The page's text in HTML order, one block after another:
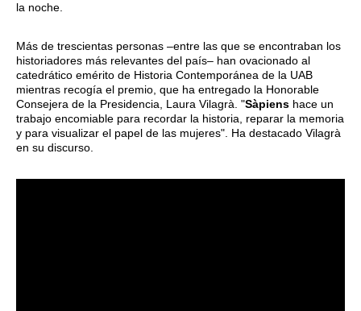
la noche.
Más de trescientas personas –entre las que se encontraban los
historiadores más relevantes del país– han ovacionado al
catedrático emérito de Historia Contemporánea de la UAB
mientras recogía el premio, que ha entregado la Honorable
Consejera de la Presidencia, Laura Vilagrà. "Sàpiens hace un
trabajo encomiable para recordar la historia, reparar la memoria
y para visualizar el papel de las mujeres". Ha destacado Vilagrà
en su discurso.